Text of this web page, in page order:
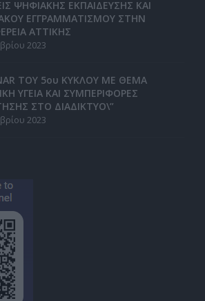
ΨΗΦΙΑΚΗΣ ΕΚΠΑΙΔΕΥΣΗΣ ΚΑΙ
ΕΓΓΡΑΜΜΑΤΙΣΜΟΥ ΣΤΗΝ
ΑΤΤΙΚΗΣ
2023
ΤΟΥ 5ου ΚΥΚΛΟΥ ΜΕ ΘΕΜΑ
ΥΓΕΙΑ ΚΑΙ ΣΥΜΠΕΡΙΦΟΡΕΣ
ΣΤΟ ΔΙΑΔΙΚΤΥΟ\”
2023